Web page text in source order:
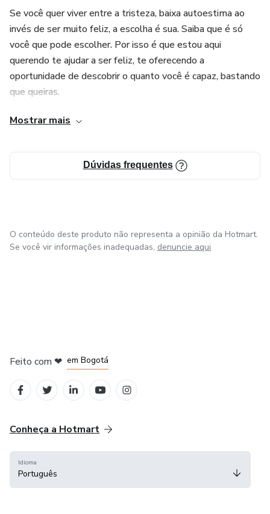
Se você quer viver entre a tristeza, baixa autoestima ao
invés de ser muito feliz, a escolha é sua. Saiba que é só
você que pode escolher. Por isso é que estou aqui
querendo te ajudar a ser feliz, te oferecendo a
oportunidade de descobrir o quanto você é capaz, bastando
que queiras.
Meu nome é: Gilberto Francisco Cardoso, natural de Bom
online de Mentoria Motivacional. Sou Terapeuta Holístico
desde o ano 2000. Atuo nas áreas da Cromoterapia
insônia, tristeza profunda, lutos, artrite, artrose,
reumatismo,
Mostrar mais
Dúvidas frequentes
O conteúdo deste produto não representa a opinião da Hotmart.
Se você vir informações inadequadas, denuncie aqui
Feito com ❤ em Bogotá
Conheça a Hotmart
Idioma
Português